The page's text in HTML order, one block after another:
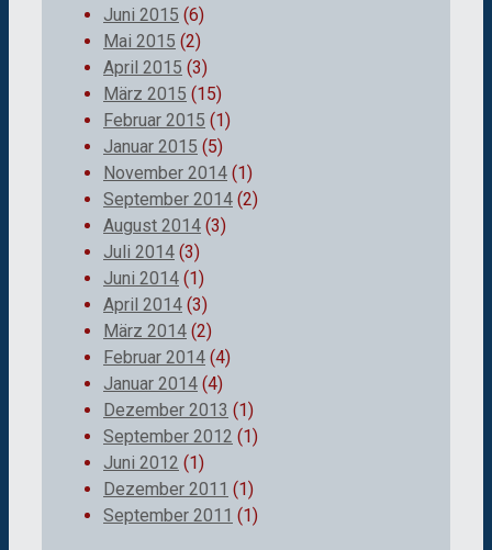
Juni 2015 (6)
Mai 2015 (2)
April 2015 (3)
März 2015 (15)
Februar 2015 (1)
Januar 2015 (5)
November 2014 (1)
September 2014 (2)
August 2014 (3)
Juli 2014 (3)
Juni 2014 (1)
April 2014 (3)
März 2014 (2)
Februar 2014 (4)
Januar 2014 (4)
Dezember 2013 (1)
September 2012 (1)
Juni 2012 (1)
Dezember 2011 (1)
September 2011 (1)